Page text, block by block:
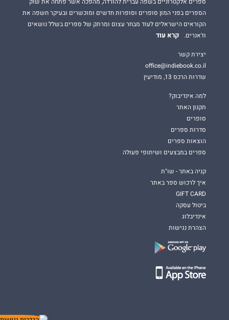
הספרים בפני המון סופרים וסופרות חדשים ומוכשרים ובעיקר חשפה את
הקוראים הישראלים לעוד מבחר עצום ומרתק של ספרים בשלל נושאים
וז'אנרים.
קרא עוד
יצירת קשר
office@indiebook.co.il
שדרות הרכס 13, מודיעין
למה אינדיבוק?
תקנון האתר
סופרים
סדרות ספרים
הוצאות ספרים
ספרים במבצעים ושיתופי פעולה
קניה באתר - שו"ת
איך לרכוש ספר באתר
GIFT CARD
ביטול עסקה
אינדיבלוג
הצהרת נגישות